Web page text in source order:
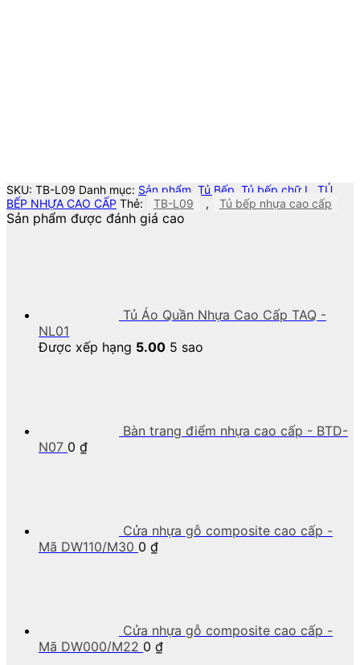
SKU: TB-L09 Danh mục: Sản phẩm Tủ Bếp Tủ bếp chữ L
TỦ
BẾP NHỰA CAO CẤP Thẻ: TB-L09 , Tủ bếp nhựa cao cấp
Sản phẩm được đánh giá cao
Tủ Áo Quần Nhựa Cao Cấp TAQ -
NL01
Được xếp hạng 5.00 5 sao
Bàn trang điểm nhựa cao cấp - BTD-
N07 0 ₫
Cửa nhựa gỗ composite cao cấp -
Mã DW110/M30 0 ₫
Cửa nhựa gỗ composite cao cấp -
Mã DW000/M22 0 ₫